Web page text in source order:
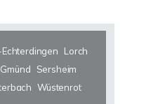
Lorch
Sersheim
Wüstenrot